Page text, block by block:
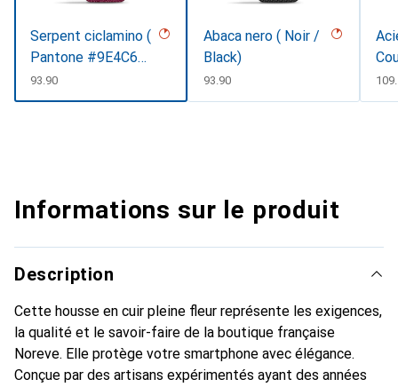
Serpent ciclamino (
Pantone #9E4C6E
)CHF
93.90
Abaca nero ( Noir /
Black)
CHF
93.90 CHF
Informations sur le produit
Description
Cette housse en cuir pleine fleur représente les exigences,
la qualité et le savoir-faire de la boutique française
Noreve. Elle protège votre smartphone avec élégance.
Conçue par des artisans expérimentés ayant des années